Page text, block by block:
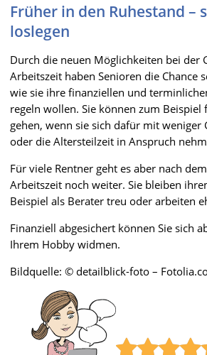
Früher in den Ruhestand –
loslegen
Durch die neuen Möglichkeiten bei der
Arbeitszeit haben Senioren die Chance
wie sie ihre finanziellen und
regeln wollen. Sie können zum Beispiel
gehen, wenn sie sich dafür mit weniger
oder die Altersteilzeit in Anspruch
Für viele Rentner geht es aber nach
Arbeitszeit noch weiter. Sie bleiben
Beispiel als Berater treu oder arbeiten
Finanziell abgesichert können Sie sich
Ihrem Hobby widmen.
Bildquelle: © detailblick-foto –